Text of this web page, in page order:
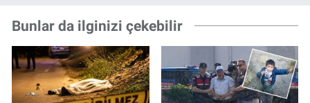
Bunlar da ilginizi çekebilir